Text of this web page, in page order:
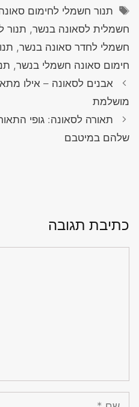
תגיות
תנור חשמלי לחימום
חשמלית לסאונה בנשר, תנור
חשמלי לחדר סאונה בנשר,
חימום סאונה חשמלי בנשר,
אבנים לסאונה – אילו
מושלמת
תאורה לסאונה: גופי
שלהם במיטבם
כתיבת תגובה